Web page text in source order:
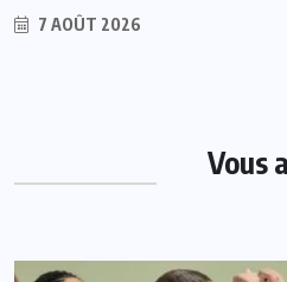
7 AOÛT 2026
Vous